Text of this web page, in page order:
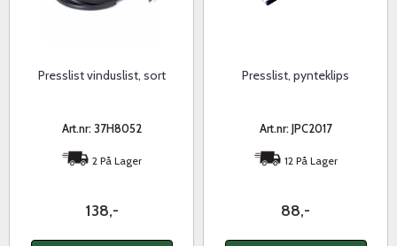
Presslist vinduslist, sort
Art.nr: 37H8052
2 På Lager
138,-
Presslist, pynteklips
Art.nr: JPC2017
12 På Lager
88,-